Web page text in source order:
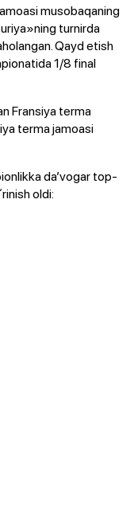
musobaqaning
turnirda
Qayd etish
1/8 final
Fransiya terma
terma jamoasi
daʼvogar top-
oldi: